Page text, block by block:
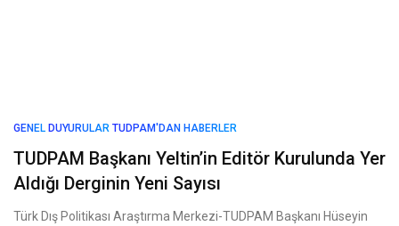
GENEL DUYURULAR TUDPAM'DAN HABERLER
TUDPAM Başkanı Yeltin’in Editör Kurulunda Yer
Aldığı Derginin Yeni Sayısı
Türk Dış Politikası Araştırma Merkezi-TUDPAM Başkanı Hüseyin